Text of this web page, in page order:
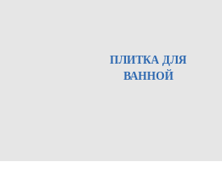
ПЛИТКА ДЛЯ
ВАННОЙ